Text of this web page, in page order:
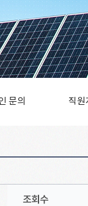
문의 직원
조회수